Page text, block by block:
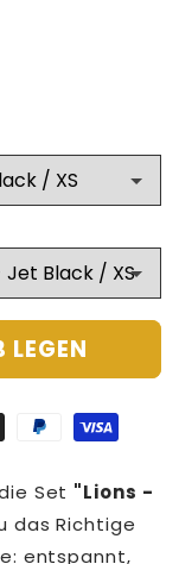
Paypal
method
Visa
method
Set "Lions -
das Richtige
entspannt,